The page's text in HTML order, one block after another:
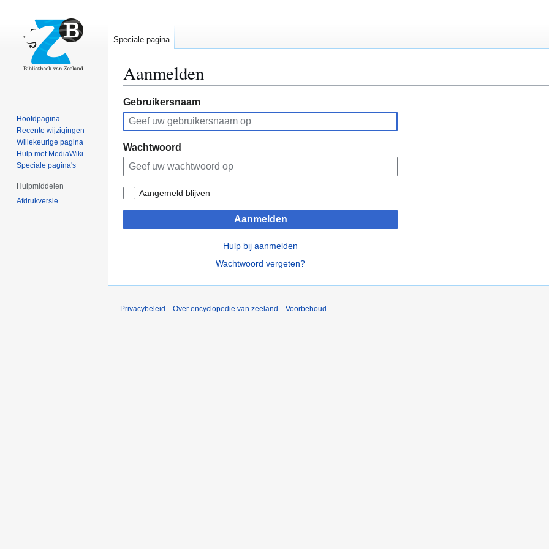
Aanmelden
Naar
navigatie
springen
Naar
zoeken
springen
Gebruikersnaam
Wachtwoord
Aangemeld blijven
Aanmelden
Hulp bij aanmelden
Wachtwoord vergeten?
Speciale pagina
Hoofdpagina
Recente wijzigingen
Willekeurige pagina
Hulp met MediaWiki
Speciale pagina's
Hulpmiddelen
Afdrukversie
Privacybeleid Over encyclopedie van zeeland Voorbehoud